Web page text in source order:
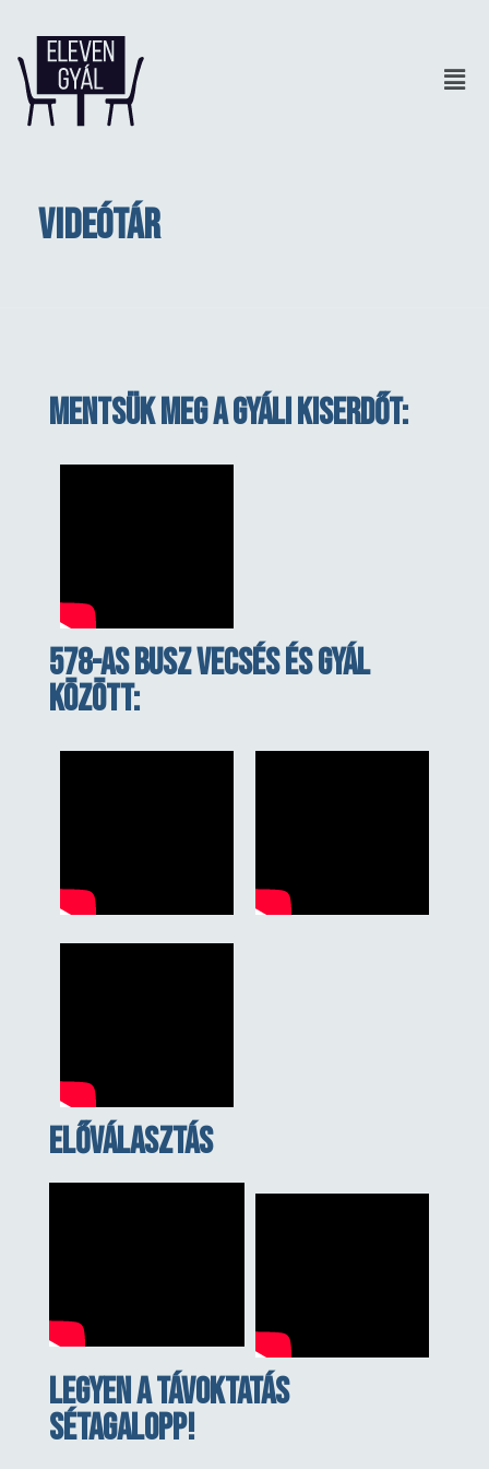
Videótár
Mentsük meg a Gyáli Kiserdőt:
578-as busz Vecsés És Gyál
között:
Előválasztás
Legyen a távoktatás
sétagalopp!